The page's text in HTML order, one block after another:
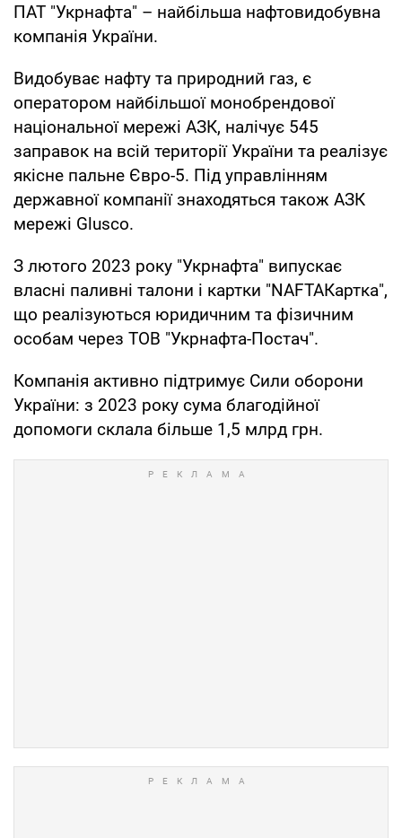
ПАТ "Укрнафта" – найбільша нафтовидобувна
компанія України.
Видобуває нафту та природний газ, є
оператором найбільшої монобрендової
національної мережі АЗК, налічує 545
заправок на всій території України та реалізує
якісне пальне Євро-5. Під управлінням
державної компанії знаходяться також АЗК
мережі Glusco.
З лютого 2023 року "Укрнафта" випускає
власні паливні талони і картки "NAFTAКартка",
що реалізуються юридичним та фізичним
особам через ТОВ "Укрнафта-Постач".
Компанія активно підтримує Сили оборони
України: з 2023 року сума благодійної
допомоги склала більше 1,5 млрд грн.